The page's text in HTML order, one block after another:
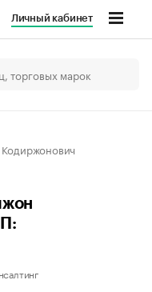
Личный кабинет